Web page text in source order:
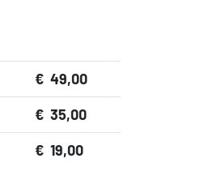
€ 49,00
€ 35,00
€ 19,00